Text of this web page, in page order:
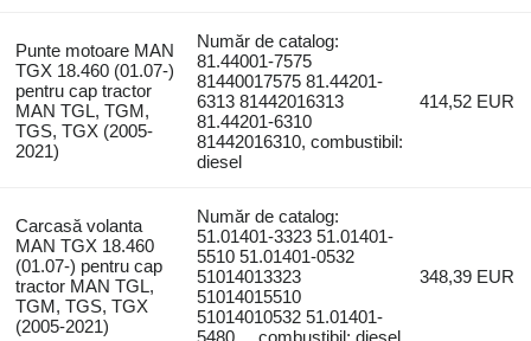
Punte motoare MAN
TGX 18.460 (01.07-)
pentru cap tractor
MAN TGL, TGM,
TGS, TGX (2005-
2021)
Număr de catalog:
81.44001-7575
81440017575 81.44201-
6313 81442016313
81.44201-6310
81442016310, combustibil:
diesel
414,52 EUR
Carcasă volanta
MAN TGX 18.460
(01.07-) pentru cap
tractor MAN TGL,
TGM, TGS, TGX
(2005-2021)
Număr de catalog:
51.01401-3323 51.01401-
5510 51.01401-0532
51014013323
51014015510
51014010532 51.01401-
348,39 EUR